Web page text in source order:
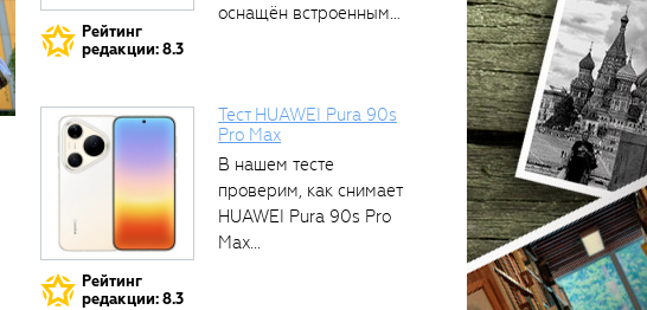
Рейтинг
редакции: 8.3
оснащён встроенным
Рейтинг
редакции: 8.3
Тест HUAWEI Pura 90s
Pro Max
В нашем тесте
проверим, как снимает
HUAWEI Pura 90s Pro
Max...